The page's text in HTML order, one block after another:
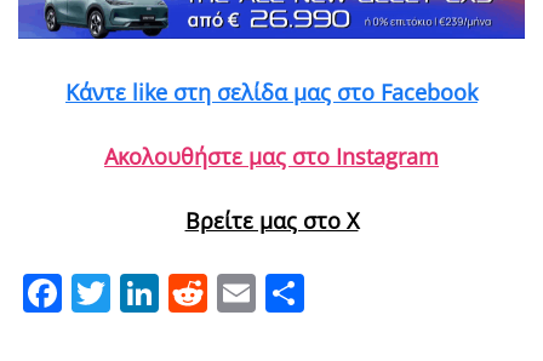
Κάντε like στη σελίδα μας στο Facebook
Ακολουθήστε μας στο Instagram
Βρείτε μας στο X
Facebook
Twitter
LinkedIn
Reddit
Email